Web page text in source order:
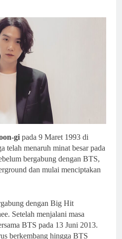
gi pada 9 Maret 1993 di
telah menaruh minat besar pada
bergabung dengan BTS,
dan mulai menciptakan
dengan Big Hit
Setelah menjalani masa
BTS pada 13 Juni 2013.
berkembang hingga BTS